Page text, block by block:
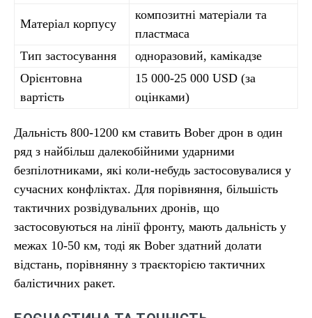
Матеріал корпусу
композитні матеріали та
пластмаса
Тип застосування
одноразовий, камікадзе
Орієнтовна
вартість
15 000-25 000 USD (за
оцінками)
Дальність 800-1200 км ставить Bober дрон в один
ряд з найбільш далекобійними ударними
безпілотниками, які коли-небудь застосовувалися у
сучасних конфліктах. Для порівняння, більшість
тактичних розвідувальних дронів, що
застосовуються на лінії фронту, мають дальність у
межах 10-50 км, тоді як Bober здатний долати
відстань, порівнянну з траєкторією тактичних
балістичних ракет.